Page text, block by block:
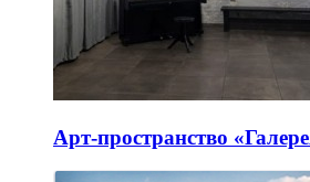
Арт-пространство